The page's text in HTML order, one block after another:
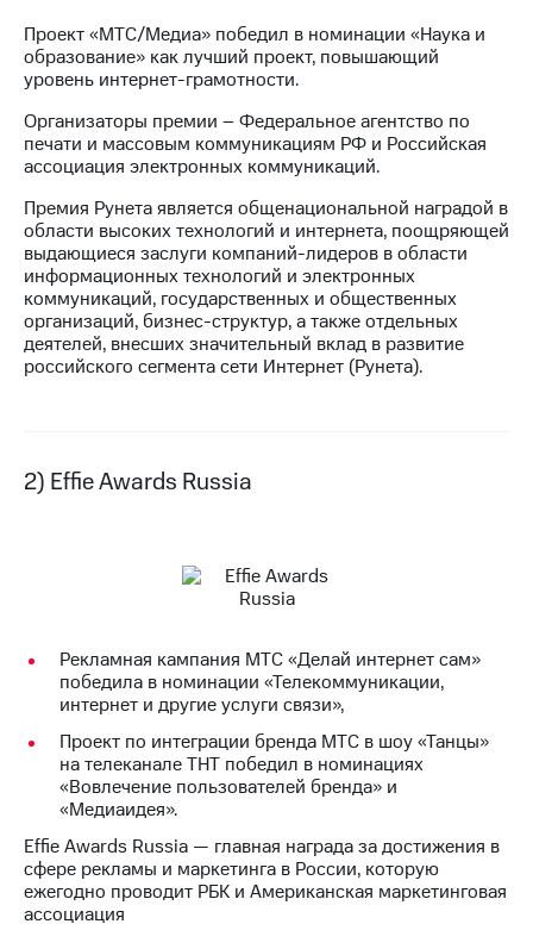
МТС
о технологиях
Интервью
Финансовая
отчетность
Контакты
Пригласить
спикера
и акционерам
Корпоративный
секретарь
Информация
акционерам
"МТС"
Собрания
акционеров
Личный
кабинет
акционера
Акционерный
капитал
Контроль
и
аудит
Рынок
акций
Проект «МТС/Медиа» победил в номинации «Наука и
образование» как лучший проект, повышающий
уровень интернет-грамотности.
Организаторы премии – Федеральное агентство по
печати и массовым коммуникациям РФ и Российская
ассоциация электронных коммуникаций.
Премия Рунета является общенациональной наградой в
области высоких технологий и интернета, поощряющей
выдающиеся заслуги компаний-лидеров в области
информационных технологий и электронных
коммуникаций, государственных и общественных
организаций, бизнес-структур, а также отдельных
деятелей, внесших значительный вклад в развитие
российского сегмента сети Интернет (Рунета).
2) Effie Awards Russia
Рекламная кампания МТС «Делай интернет сам»
победила в номинации «Телекоммуникации,
интернет и другие услуги связи»,
Проект по интеграции бренда МТС в шоу «Танцы»
на телеканале ТНТ победил в номинациях
«Вовлечение пользователей бренда» и
«Медиаидея».
Effie Awards Russia — главная награда за достижения в
сфере рекламы и маркетинга в России, которую
ежегодно проводит РБК и Американская маркетинговая
ассоциация